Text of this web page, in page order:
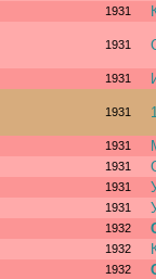
1931
1931
1931
1931
1931
1931
1931
1931
1932
1932
1932